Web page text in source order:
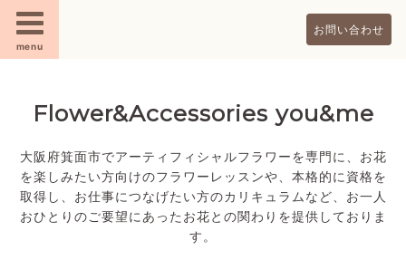
menu
お問い合わせ
Flower&Accessories you&me
大阪府箕面市でアーティフィシャルフラワーを専門に、お花
を楽しみたい方向けのフラワーレッスンや、本格的に資格を
取得し、お仕事につなげたい方のカリキュラムなど、お一人
おひとりのご要望にあったお花との関わりを提供しておりま
す。